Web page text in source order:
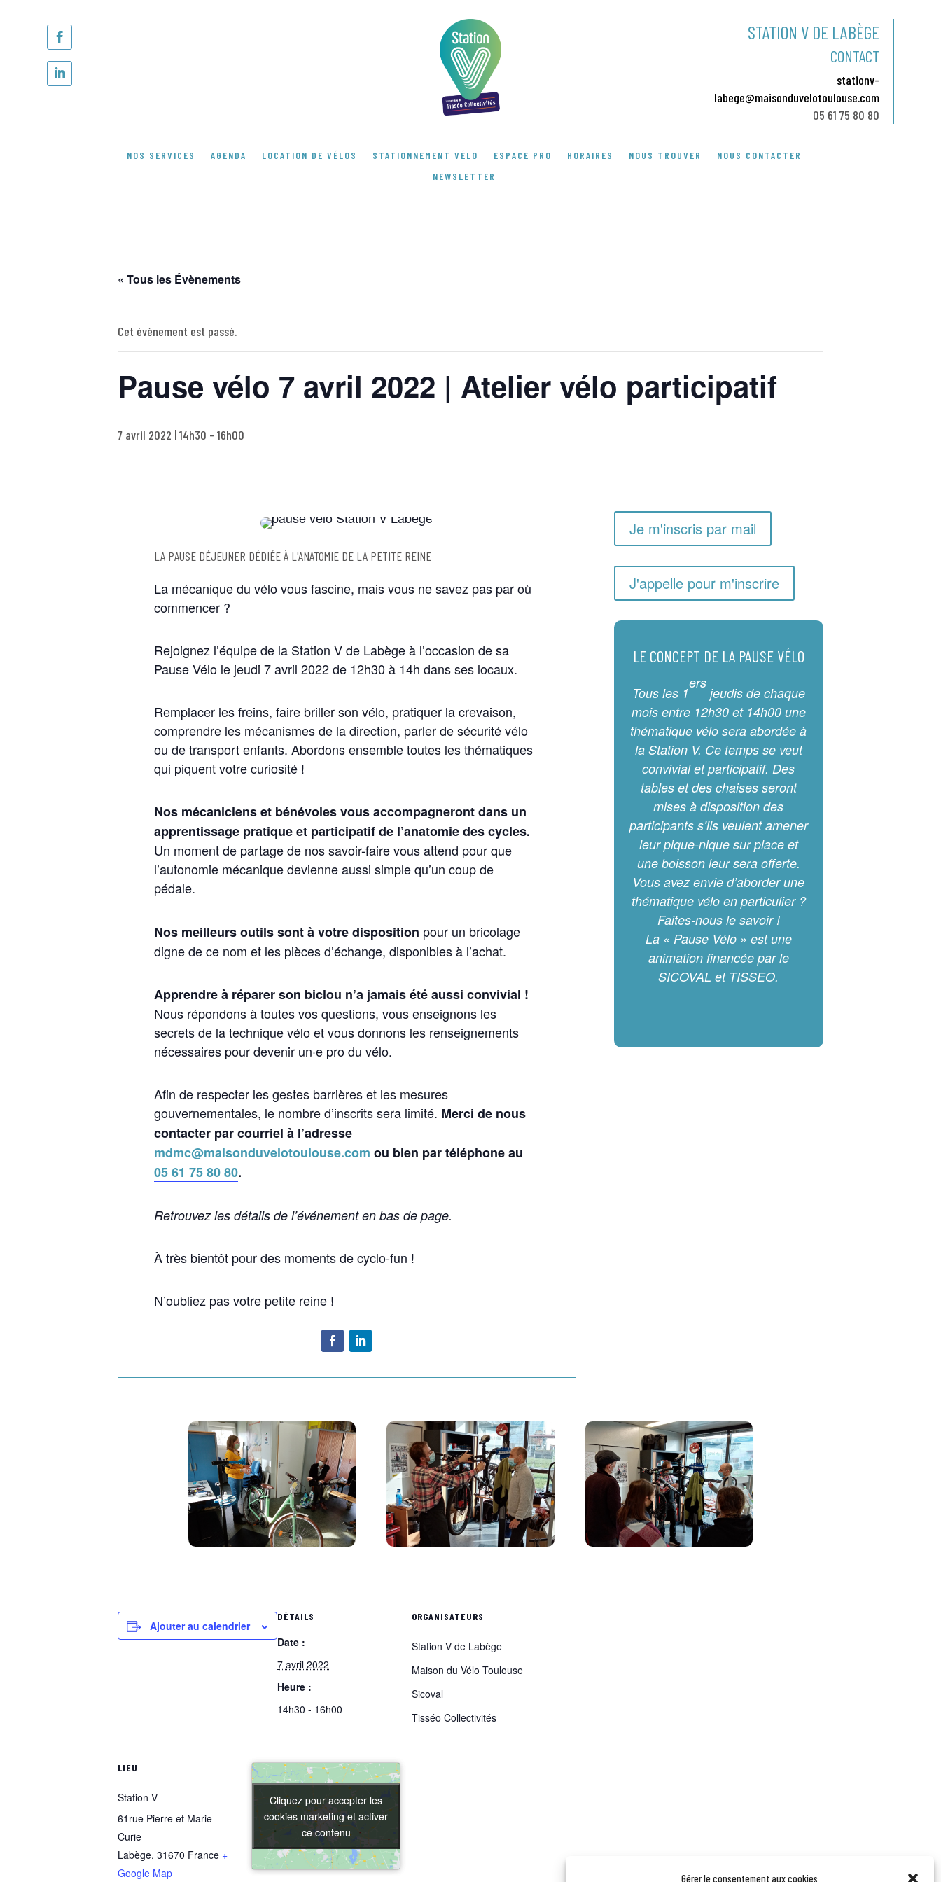
Gérer le consentement aux cookies
STATION V DE LABÈGE
CONTACT
stationv-
labege@maisonduvelotoulouse.com
05 61 75 80 80
NOS SERVICES AGENDA LOCATION DE VÉLOS STATIONNEMENT VÉLO ESPACE PRO HORAIRES NOUS TROUVER
NOUS CONTACTER
NEWSLETTER
« Tous les Évènements
Cet évènement est passé.
Pause vélo 7 avril 2022 | Atelier vélo participatif
7 avril 2022 | 14h30 - 16h00
LA PAUSE DÉJEUNER DÉDIÉE À L'ANATOMIE DE LA PETITE REINE
La mécanique du vélo vous fascine, mais vous ne savez pas par où
commencer ?
Rejoignez l’équipe de la Station V de Labège à l’occasion de sa
Pause Vélo le jeudi 7 avril 2022 de 12h30 à 14h dans ses locaux.
Remplacer les freins, faire briller son vélo, pratiquer la crevaison,
comprendre les mécanismes de la direction, parler de sécurité vélo
ou de transport enfants. Abordons ensemble toutes les thématiques
qui piquent votre curiosité !
Nos mécaniciens et bénévoles vous accompagneront dans un
apprentissage pratique et participatif de l’anatomie des cycles.
Un moment de partage de nos savoir-faire vous attend pour que
l’autonomie mécanique devienne aussi simple qu’un coup de
pédale.
Nos meilleurs outils sont à votre disposition pour un bricolage
digne de ce nom et les pièces d’échange, disponibles à l’achat.
Apprendre à réparer son biclou n’a jamais été aussi convivial !
Nous répondons à toutes vos questions, vous enseignons les
secrets de la technique vélo et vous donnons les renseignements
nécessaires pour devenir un·e pro du vélo.
Afin de respecter les gestes barrières et les mesures
gouvernementales, le nombre d’inscrits sera limité. Merci de nous
contacter par courriel à l’adresse
mdmc@maisonduvelotoulouse.com ou bien par téléphone au
05 61 75 80 80.
Retrouvez les détails de l’événement en bas de page.
À très bientôt pour des moments de cyclo-fun !
N’oubliez pas votre petite reine !
Je m'inscris par mail
J'appelle pour m'inscrire
LE CONCEPT DE LA PAUSE VÉLO
Tous les 1
ers
jeudis de chaque
mois entre 12h30 et 14h00 une
thématique vélo sera abordée à
la Station V. Ce temps se veut
convivial et participatif. Des
tables et des chaises seront
mises à disposition des
participants s’ils veulent amener
leur pique-nique sur place et
une boisson leur sera offerte.
Vous avez envie d’aborder une
thématique vélo en particulier ?
Faites-nous le savoir !
La « Pause Vélo » est une
animation financée par le
SICOVAL et TISSEO.
Ajouter au calendrier
DÉTAILS
Date :
7 avril 2022
Heure :
14h30 - 16h00
ORGANISATEURS
Station V de Labège
Maison du Vélo Toulouse
Sicoval
Tisséo Collectivités
LIEU
Station V
61rue Pierre et Marie
Curie
Labège, 31670 France +
Google Map
Cliquez pour accepter les
cookies marketing et activer
ce contenu
Cliquez pour accepter les
cookies marketing et activer
ce contenu